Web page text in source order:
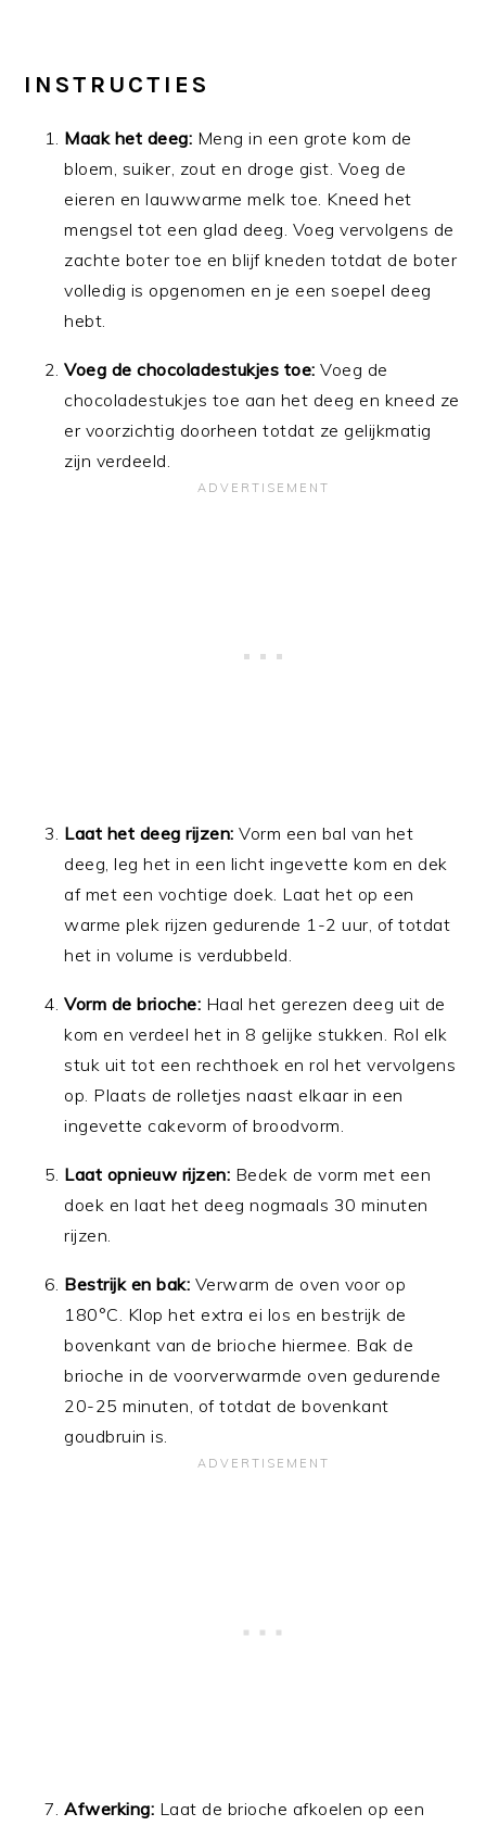
INSTRUCTIES
Maak het deeg: Meng in een grote kom de
bloem, suiker, zout en droge gist. Voeg de
eieren en lauwwarme melk toe. Kneed het
mengsel tot een glad deeg. Voeg vervolgens de
zachte boter toe en blijf kneden totdat de boter
volledig is opgenomen en je een soepel deeg
hebt.
Voeg de chocoladestukjes toe: Voeg de
chocoladestukjes toe aan het deeg en kneed ze
er voorzichtig doorheen totdat ze gelijkmatig
zijn verdeeld.
Laat het deeg rijzen: Vorm een bal van het
deeg, leg het in een licht ingevette kom en dek
af met een vochtige doek. Laat het op een
warme plek rijzen gedurende 1-2 uur, of totdat
het in volume is verdubbeld.
Vorm de brioche: Haal het gerezen deeg uit de
kom en verdeel het in 8 gelijke stukken. Rol elk
stuk uit tot een rechthoek en rol het vervolgens
op. Plaats de rolletjes naast elkaar in een
ingevette cakevorm of broodvorm.
Laat opnieuw rijzen: Bedek de vorm met een
doek en laat het deeg nogmaals 30 minuten
rijzen.
Bestrijk en bak: Verwarm de oven voor op
180°C. Klop het extra ei los en bestrijk de
bovenkant van de brioche hiermee. Bak de
brioche in de voorverwarmde oven gedurende
20-25 minuten, of totdat de bovenkant
goudbruin is.
Afwerking: Laat de brioche afkoelen op een